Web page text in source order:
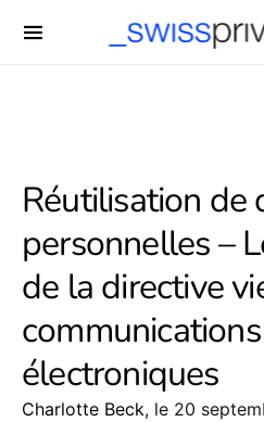
Réutilisation de
personnelles –
de la directive
communications
électroniques
Charlotte Beck, le 20